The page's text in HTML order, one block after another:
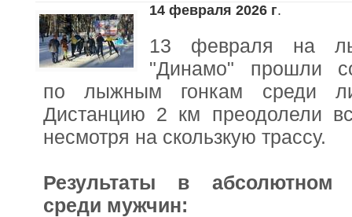
14 февраля 2026 г.
13 февраля на
"Динамо" прошли
по лыжным гонкам среди
Дистанцию 2 км преодолели
несмотря на скользкую трассу.
Результаты в абсолютном
среди мужчин: